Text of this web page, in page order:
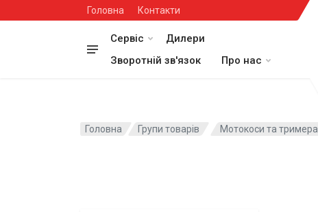
Головна Контакти
Сервіс
Дилери
Зворотній зв'язок
Про нас
Головна Групи товарів Мотокоси та тримера